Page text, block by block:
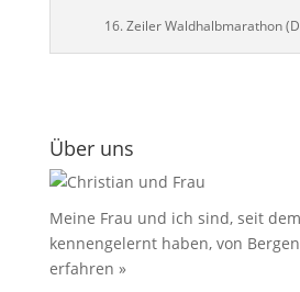
16. Zeiler Waldhalbmarathon
Über uns
Meine Frau und ich sind, seit
kennengelernt haben, von
erfahren »